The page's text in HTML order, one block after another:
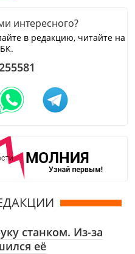
интересного?
в редакцию, читайте на
станком. Из-за
её